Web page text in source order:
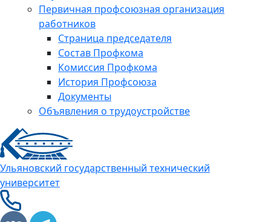
Первичная профсоюзная организация
работников
Страница председателя
Состав Профкома
Комиссия Профкома
История Профсоюза
Документы
Объявления о трудоустройстве
Ульяновский государственный технический
университет